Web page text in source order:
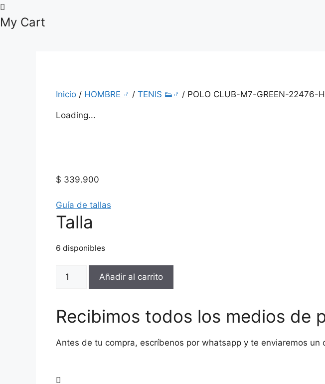
My Cart
Inicio / HOMBRE ♂ / TENIS 👟♂ / POLO CLUB-M7-GREEN-22476-
Loading...
$ 339.900
Guía de tallas
Talla
6 disponibles
CLUB-
GREEN-
22476-
cantidad
Añadir al carrito
Recibimos todos los medios de
Antes de tu compra, escríbenos por whatsapp y te enviaremos un